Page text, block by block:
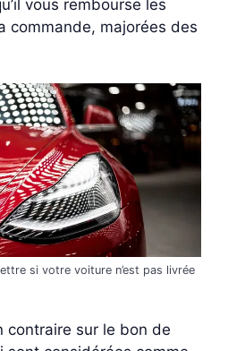
vous rembourse les
commande, majorées des
si votre voiture n’est pas livrée
contraire sur le bon de